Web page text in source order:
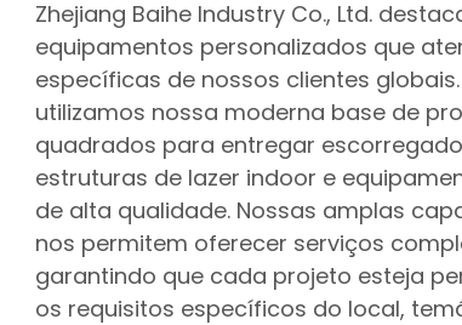
Zhejiang Baihe Industry Co., Ltd.
equipamentos personalizados que
específicas de nossos clientes
utilizamos nossa moderna base de
quadrados para entregar
estruturas de lazer indoor e
de alta qualidade. Nossas amplas
nos permitem oferecer serviços
garantindo que cada projeto esteja
os requisitos específicos do local,